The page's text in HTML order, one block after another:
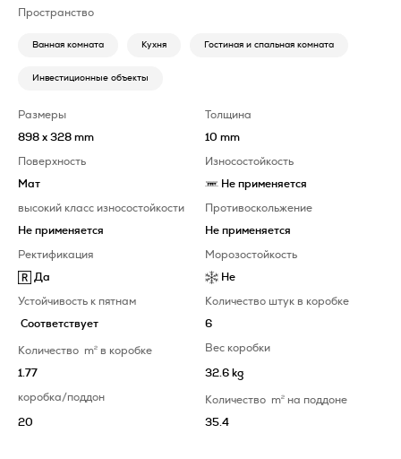
Пространство
Ванная комната Кухня Гостиная и спальная комната
Инвестиционные объекты
Размеры
898 x 328 mm
Толщина
10 mm
Поверхность
Мат
Износостойкость
Не применяется
высокий класс износостойкости
Не применяется
Противоскольжение
Не применяется
Ректификация
Да
Морозостойкость
Не
Устойчивость к пятнам
Соответствует
Количество штук в коробке
6
Количество m2 в коробке
1.77
Вес коробки
32.6 kg
коробка/поддон
20
Количествоm2 на поддоне
35.4